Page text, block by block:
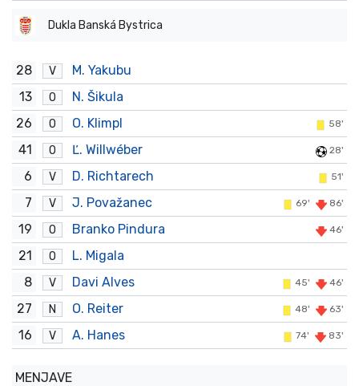
Dukla Banská Bystrica
28 V
M. Yakubu
13
O
N. Šikula
26
O O. Klimpl 58'
41 O Ľ. Willwéber 28'
6 V D. Richtarech 51'
7 V J. Považanec 69' 86'
19 O Branko Pindura 46'
21 O
L. Migala
8
V Davi Alves 45' 46'
27 N O. Reiter 48' 63'
16 V A. Hanes 74' 83'
MENJAVE